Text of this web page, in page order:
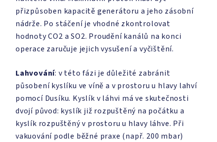
přizpůsoben kapacitě generátoru a jeho zásobní
nádrže. Po stáčení je vhodné zkontrolovat
hodnoty CO2 a SO2. Proudění kanálů na konci
operace zaručuje jejich vysušení a vyčištění.
Lahvování: v této fázi je důležité zabránit
působení kyslíku ve víně a v prostoru u hlavy lahví
pomocí Dusíku. Kyslík v láhvi má ve skutečnosti
dvojí původ: kyslík již rozpuštěný na počátku a
kyslík rozpuštěný v prostoru u hlavy láhve. Při
vakuování podle běžné praxe (např. 200 mbar)